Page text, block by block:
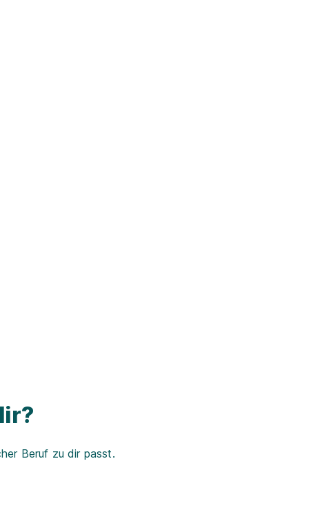
Beruf zu dir passt.